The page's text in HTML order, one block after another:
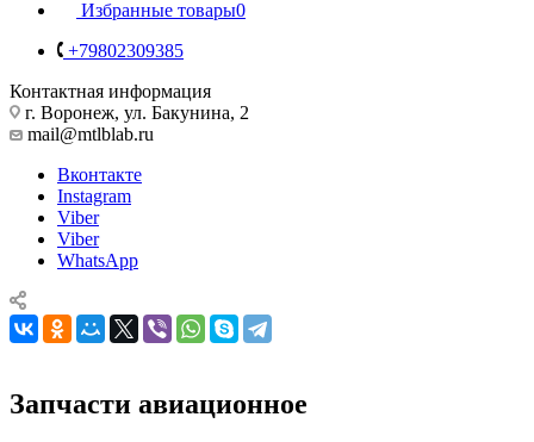
Избранные товары0
+79802309385
Контактная информация
г. Воронеж, ул. Бакунина, 2
mail@mtlblab.ru
Вконтакте
Instagram
Viber
Viber
WhatsApp
Запчасти авиационное